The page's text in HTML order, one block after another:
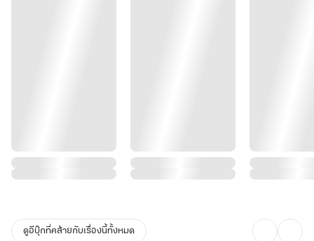
ดูอีบุ๊กที่คล้ายกับเรื่องนี้ทั้งหมด